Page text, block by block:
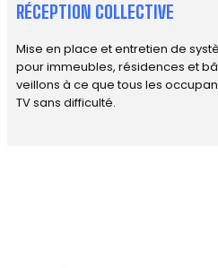
RÉCEPTION COLLECTIVE
Mise en place et entretien de
pour immeubles, résidences et
veillons à ce que tous les
TV sans difficulté.